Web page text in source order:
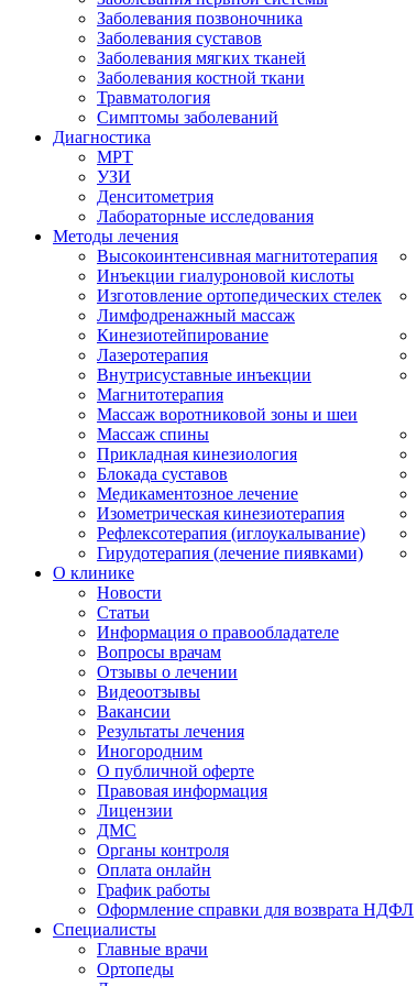
Заболевания позвоночника
Заболевания суставов
Заболевания мягких тканей
Заболевания костной ткани
Травматология
Симптомы заболеваний
Диагностика
МРТ
УЗИ
Денситометрия
Лабораторные исследования
Методы лечения
Высокоинтенсивная магнитотерапия
Инъекции гиалуроновой кислоты
Изготовление ортопедических стелек
Лимфодренажный массаж
Кинезиотейпирование
Лазеротерапия
Внутрисуставные инъекции
Магнитотерапия
Массаж воротниковой зоны и шеи
Массаж спины
Прикладная кинезиология
Блокада суставов
Медикаментозное лечение
Изометрическая кинезиотерапия
Рефлексотерапия (иглоукалывание)
Гирудотерапия (лечение пиявками)
О клинике
Новости
Статьи
Информация о правообладателе
Вопросы врачам
Отзывы о лечении
Видеоотзывы
Вакансии
Результаты лечения
Иногородним
О публичной оферте
Правовая информация
Лицензии
ДМС
Органы контроля
Оплата онлайн
График работы
Оформление справки для возврата НДФЛ
Специалисты
Главные врачи
Ортопеды